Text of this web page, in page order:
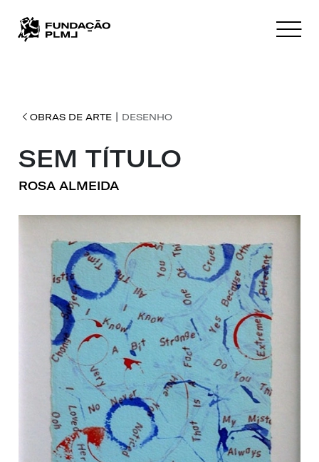
OBRAS DE ARTE| DESENHO
SEM TÍTULO
ROSA ALMEIDA